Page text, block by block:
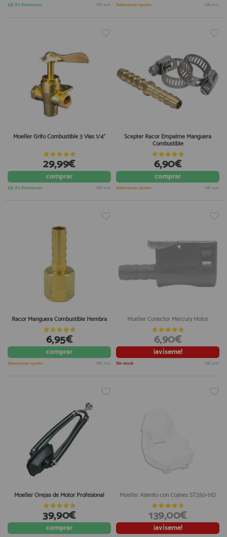
En Existencias IVA incl. Seleccionar opción IVA incl.
Moeller Grifo Combustible 3 Vias 1/4"
29,99€
comprar
En Existencias IVA incl.
Scepter Racor Empalme Manguera
Combustible
6,90€
comprar
Seleccionar opción IVA incl.
Racor Manguera Combustible Hembra
6,95€
comprar
Seleccionar opción IVA incl.
Moeller Conector Mercury Motor
6,90€
¡avíseme!
Sin stock IVA incl.
Moeller Orejas de Motor Profesional
39,90€
comprar
Moeller Asiento con Cojines ST250-HD
139,00€
¡avíseme!